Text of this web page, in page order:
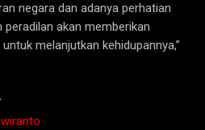
negara dan adanya perhatian
akan memberikan
melanjutkan kehidupannya,”
wiranto